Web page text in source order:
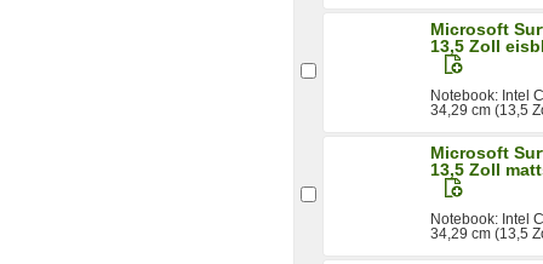
Microsoft
13,5 Zoll
Notebook: Intel
34,29 cm (13,5
Microsoft
13,5 Zoll
Notebook: Intel
34,29 cm (13,5